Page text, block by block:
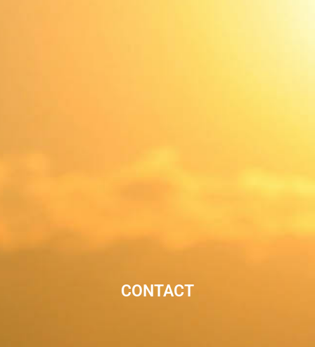
CONTACT